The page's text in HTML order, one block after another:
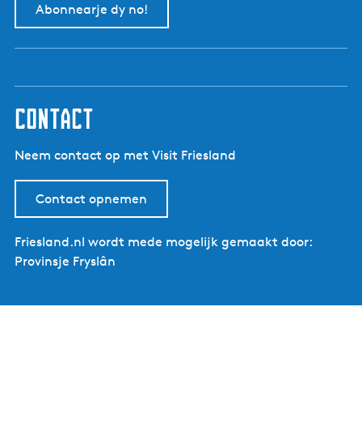
Abonnearje dy no!
contact
Neem contact op met Visit Friesland
Contact opnemen
Friesland.nl wordt mede mogelijk gemaakt door:
Provinsje Fryslân